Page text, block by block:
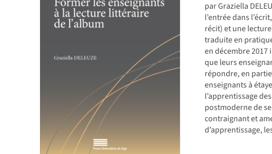
par Graziella
l’entrée dans
récit) et une
traduite en
en décembre
que leurs
répondre, en
enseignants à
l’apprentissage
postmoderne de
contraignant et
d’apprentissage,